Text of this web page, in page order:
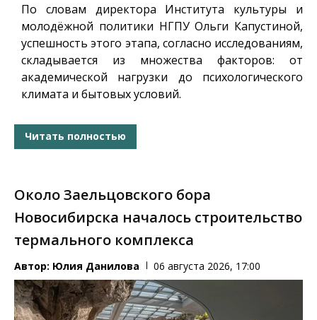
По словам директора Института культуры и
молодёжной политики НГПУ Ольги Капустиной,
успешность этого этапа, согласно исследованиям,
складывается из множества факторов: от
академической нагрузки до психологического
климата и бытовых условий.
Читать полностью
Около Заельцовского бора
Новосибирска началось строительство
термального комплекса
Автор: Юлия Данилова 06 августа 2026, 17:00